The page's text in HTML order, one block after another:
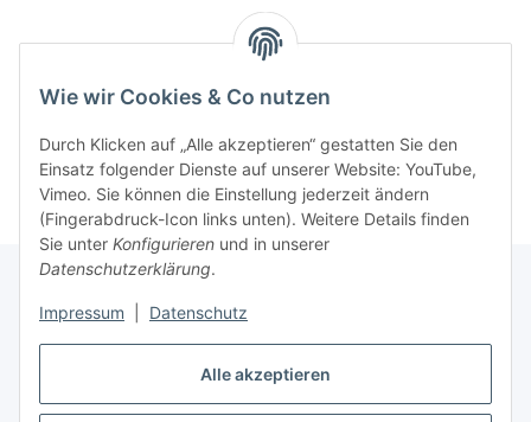
Alle akzeptieren
Wie wir Cookies & Co nutzen
Durch Klicken auf „Alle akzeptieren“ gestatten Sie den
Einsatz folgender Dienste auf unserer Website: YouTube,
Vimeo. Sie können die Einstellung jederzeit ändern
(Fingerabdruck-Icon links unten). Weitere Details finden
Sie unter Konfigurieren und in unserer
Datenschutzerklärung.
Impressum Datenschutz
Benachrichtigen, wenn verfügbar